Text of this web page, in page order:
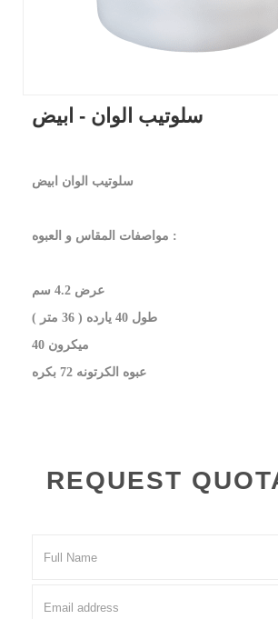
سلوتيب الوان - ابيض
سلوتيب الوان ابيض
مواصفات المقاس و العبوه :
عرض 4.2 سم
طول 40 يارده ( 36 متر )
40 ميكرون
عبوه الكرتونه 72 بكره
REQUEST